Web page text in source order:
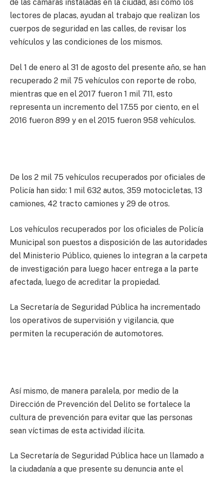
de las cámaras instaladas en la ciudad, así como los
lectores de placas, ayudan al trabajo que realizan los
cuerpos de seguridad en las calles, de revisar los
vehículos y las condiciones de los mismos.
Del 1 de enero al 31 de agosto del presente año, se han
recuperado 2 mil 75 vehículos con reporte de robo,
mientras que en el 2017 fueron 1 mil 711, esto
representa un incremento del 17.55 por ciento, en el
2016 fueron 899 y en el 2015 fueron 958 vehículos.
De los 2 mil 75 vehículos recuperados por oficiales de
Policía han sido: 1 mil 632 autos, 359 motocicletas, 13
camiones, 42 tracto camiones y 29 de otros.
Los vehículos recuperados por los oficiales de Policía
Municipal son puestos a disposición de las autoridades
del Ministerio Público, quienes lo integran a la carpeta
de investigación para luego hacer entrega a la parte
afectada, luego de acreditar la propiedad.
La Secretaría de Seguridad Pública ha incrementado
los operativos de supervisión y vigilancia, que
permiten la recuperación de automotores.
Así mismo, de manera paralela, por medio de la
Dirección de Prevención del Delito se fortalece la
cultura de prevención para evitar que las personas
sean víctimas de esta actividad ilícita.
La Secretaría de Seguridad Pública hace un llamado a
la ciudadanía a que presente su denuncia ante el